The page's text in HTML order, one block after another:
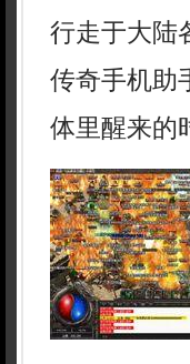
行走于大陆
传奇手机
体里醒来的